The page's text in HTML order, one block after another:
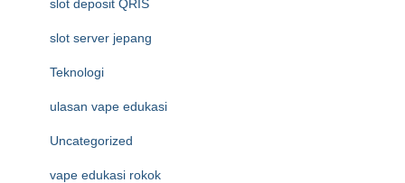
slot deposit QRIS
slot server jepang
Teknologi
ulasan vape edukasi
Uncategorized
vape edukasi rokok